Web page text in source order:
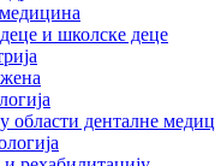
и школске деце
области денталне